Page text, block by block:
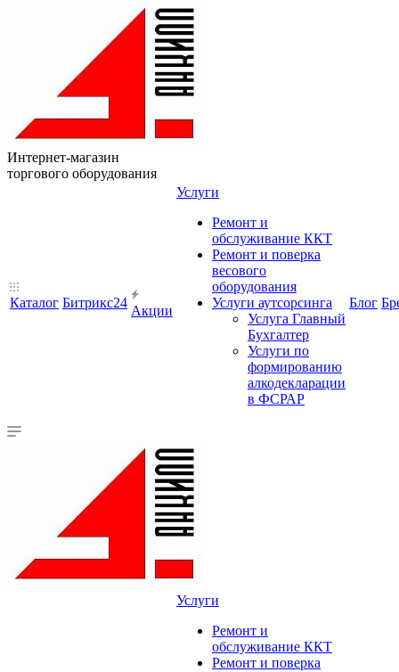
Интернет-магазин
торгового оборудования
Каталог Битрикс24
Акции
Услуги
Ремонт и
обслуживание ККТ
Ремонт и поверка
весового
оборудования
Услуги аутсорсинга
Услуга Главный
Бухгалтер
Услуги по
формированию
алкодекларации
в ФСРАР
Блог
Услуги
Ремонт и
обслуживание ККТ
Ремонт и поверка